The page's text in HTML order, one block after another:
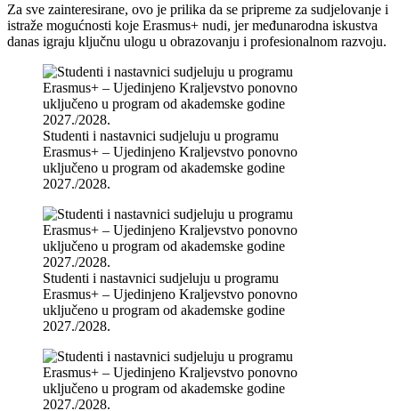
Za sve zainteresirane, ovo je prilika da se pripreme za sudjelovanje i
istraže mogućnosti koje Erasmus+ nudi, jer međunarodna iskustva
danas igraju ključnu ulogu u obrazovanju i profesionalnom razvoju.
Studenti i nastavnici sudjeluju u programu
Erasmus+ – Ujedinjeno Kraljevstvo ponovno
uključeno u program od akademske godine
2027./2028.
Studenti i nastavnici sudjeluju u programu
Erasmus+ – Ujedinjeno Kraljevstvo ponovno
uključeno u program od akademske godine
2027./2028.